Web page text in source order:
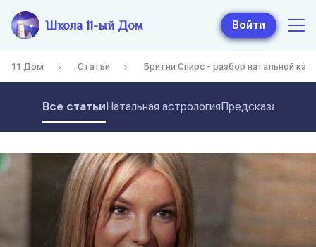
Школа 11-ый Дом Войти
11 Дом Статьи Бритни Спирс - разбор натальной
Все статьиНатальная астрология